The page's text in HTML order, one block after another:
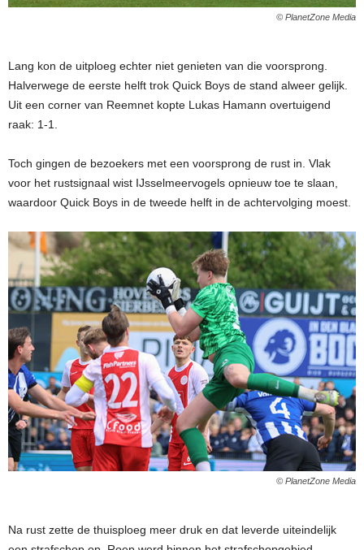
© PlanetZone Media
Lang kon de uitploeg echter niet genieten van die voorsprong.
Halverwege de eerste helft trok Quick Boys de stand alweer gelijk.
Uit een corner van Reemnet kopte Lukas Hamann overtuigend
raak: 1-1.
Toch gingen de bezoekers met een voorsprong de rust in. Vlak
voor het rustsignaal wist IJsselmeervogels opnieuw toe te slaan,
waardoor Quick Boys in de tweede helft in de achtervolging moest.
© PlanetZone Media
Na rust zette de thuisploeg meer druk en dat leverde uiteindelijk